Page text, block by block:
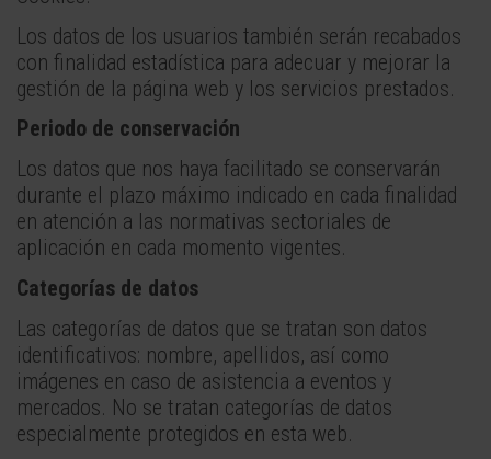
Los datos de los usuarios también serán recabados
con finalidad estadística para adecuar y mejorar la
gestión de la página web y los servicios prestados.
Periodo de conservación
Los datos que nos haya facilitado se conservarán
durante el plazo máximo indicado en cada finalidad
en atención a las normativas sectoriales de
aplicación en cada momento vigentes.
Categorías de datos
Las categorías de datos que se tratan son datos
identificativos: nombre, apellidos, así como
imágenes en caso de asistencia a eventos y
mercados. No se tratan categorías de datos
especialmente protegidos en esta web.